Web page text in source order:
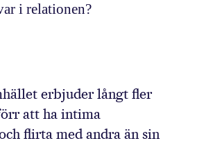
i relationen?
erbjuder långt fler
att ha intima
flirta med andra än sin